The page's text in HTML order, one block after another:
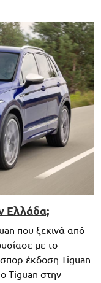
Ελλάδα;
που ξεκινά από
με το
έκδοση Tiguan
Tiguan στην